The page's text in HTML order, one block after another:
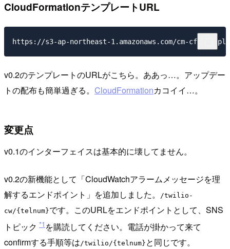
CloudFormationテンプレートURL
v0.2のテンプレートのURLがこちら。ああっ…。アップデー
トの配布も簡単過ぎる。 CloudFormationカコイイ…。
変更点
v0.1のインターフェイスは基本的に壊してません。
v0.2の新機能として「CloudWatchアラームメッセージを理
解するエンドポイント」を追加しました。
/twilio-
cw/{telnum}です。このURLをエンドポイントとして、SNS
トピック *1 を購読してください。電話が掛かって来て
confirmする手順等は/twilio/{telnum} と同じです。